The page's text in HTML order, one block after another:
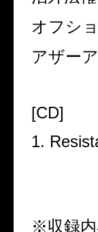
オフシ
アザー
[CD]
1.
※収録内